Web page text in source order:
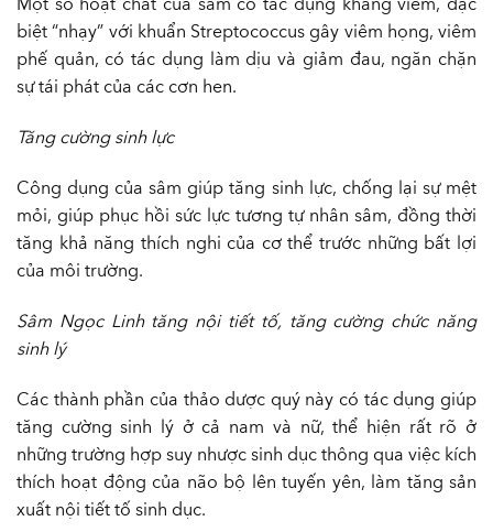
biệt “nhạy” với khuẩn Streptococcus gây viêm họng, viêm
phế quản, có tác dụng làm dịu và giảm đau, ngăn chặn
sự tái phát của các cơn hen.
Tăng cường sinh lực
Công dụng của sâm giúp tăng sinh lực, chống lại sự mệt
mỏi, giúp phục hồi sức lực tương tự nhân sâm, đồng thời
tăng khả năng thích nghi của cơ thể trước những bất lợi
của môi trường.
Sâm Ngọc Linh tăng nội tiết tố, tăng cường chức năng
sinh lý
Các thành phần của thảo dược quý này có tác dụng giúp
tăng cường sinh lý ở cả nam và nữ, thể hiện rất rõ ở
những trường hợp suy nhược sinh dục thông qua việc kích
thích hoạt động của não bộ lên tuyến yên, làm tăng sản
xuất nội tiết tố sinh dục.